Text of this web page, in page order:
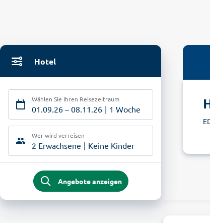
Hotel
Wählen Sie Ihren Reisezeitraum
01.09.26 – 08.11.26 1 Woche
Wer wird verreisen
2 Erwachsene Keine Kinder
Angebote anzeigen